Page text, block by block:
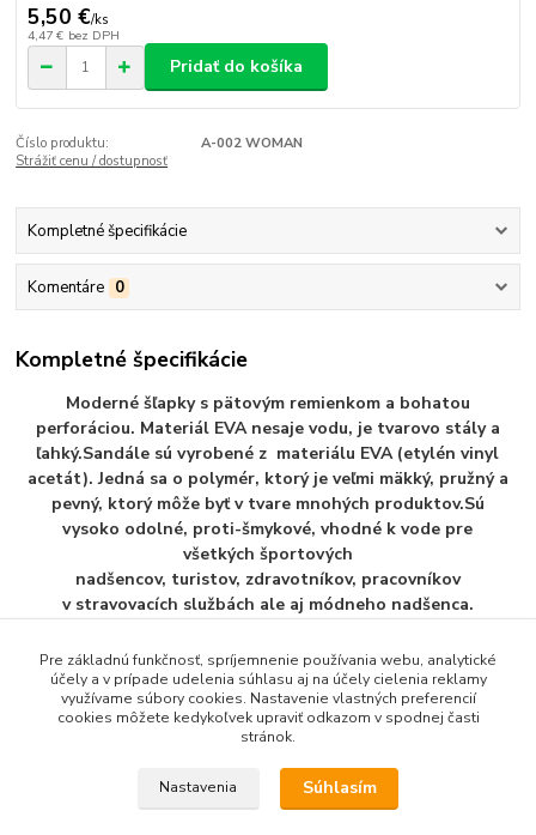
5,50 €/ks
4,47 € bez DPH
Pridať do košíka
Číslo produktu:
A-002 WOMAN
Strážiť cenu / dostupnosť
Kompletné špecifikácie
Komentáre 0
Kompletné špecifikácie
Moderné šľapky s pätovým remienkom a bohatou
perforáciou. Materiál EVA nesaje vodu, je tvarovo stály a
ľahký.Sandále sú vyrobené z materiálu EVA (etylén vinyl
acetát). Jedná sa o polymér, ktorý je veľmi mäkký, pružný a
pevný, ktorý môže byť v tvare mnohých produktov.Sú
vysoko odolné, proti-šmykové, vhodné k vode pre
všetkých športových
nadšencov, turistov, zdravotníkov, pracovníkov
v stravovacích službách ale aj módneho nadšenca.
Tovar zaradený v kategóriách
Pre základnú funkčnosť, spríjemnenie používania webu, analytické
účely a v prípade udelenia súhlasu aj na účely cielenia reklamy
využívame súbory cookies. Nastavenie vlastných preferencií
cookies môžete kedykoľvek upraviť odkazom v spodnej časti
stránok.
Nastavenia Súhlasím